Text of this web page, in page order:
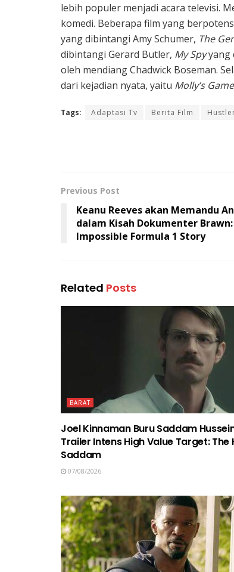
lebih populer menjadi acara televisi.
komedi. Beberapa film yang
yang dibintangi Amy Schumer, The
dibintangi Gerard Butler, My Spyyang
oleh mendiang Chadwick Boseman.
dari kejadian nyata, yaitu Molly’s Game
Tags: Adaptasi Tv Berita Film
Previous Post
Keanu Reeves akan Memandu
dalam Kisah Dokumenter
Impossible Formula 1 Story
Related Posts
BARAT
Joel Kinnaman Buru Saddam
Trailer Intens High Value Target: The
Saddam
07/08/2026